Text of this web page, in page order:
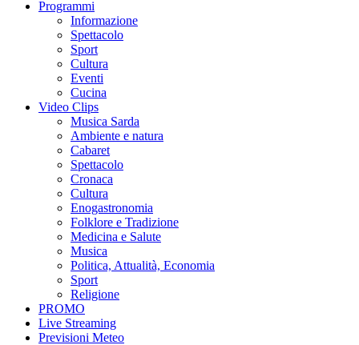
Programmi
Informazione
Spettacolo
Sport
Cultura
Eventi
Cucina
Video Clips
Musica Sarda
Ambiente e natura
Cabaret
Spettacolo
Cronaca
Cultura
Enogastronomia
Folklore e Tradizione
Medicina e Salute
Musica
Politica, Attualità, Economia
Sport
Religione
PROMO
Live Streaming
Previsioni Meteo